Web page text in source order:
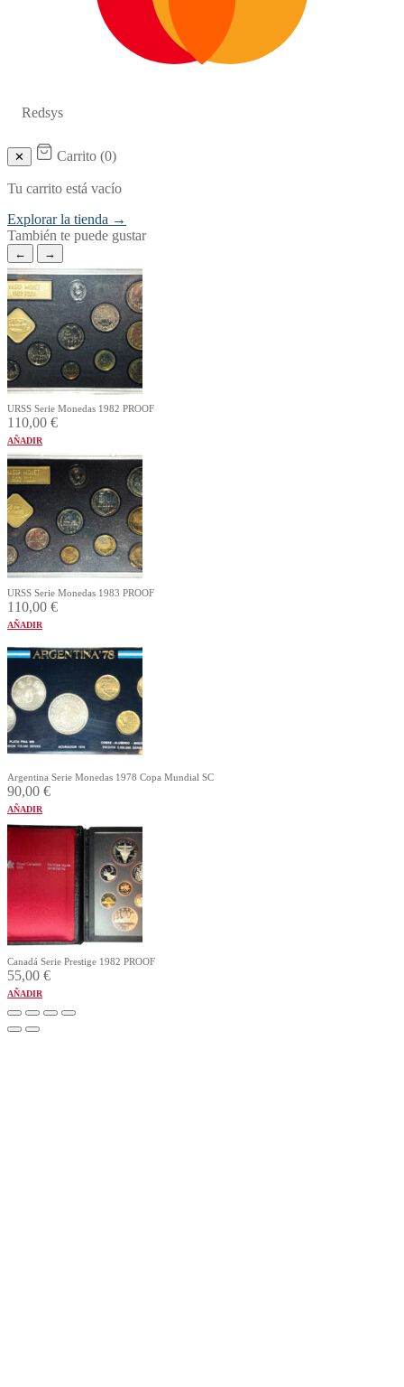
Redsys
✕ Carrito (0)
Tu carrito está vacío
Explorar la tienda →
También te puede gustar
← →
URSS Serie Monedas 1982 PROOF
110,00 €
AÑADIR
URSS Serie Monedas 1983 PROOF
110,00 €
AÑADIR
Argentina Serie Monedas 1978 Copa Mundial SC
90,00 €
AÑADIR
Canadá Serie Prestige 1982 PROOF
55,00 €
AÑADIR